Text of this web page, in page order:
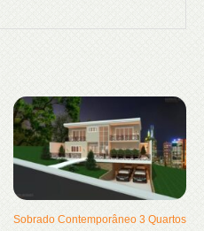
Sobrado Contemporâneo 3 Quartos